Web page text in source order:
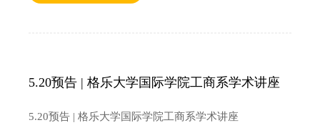
5.20预告 | 格乐大学国际学院工商系学术讲座
5.20预告 | 格乐大学国际学院工商系学术讲座